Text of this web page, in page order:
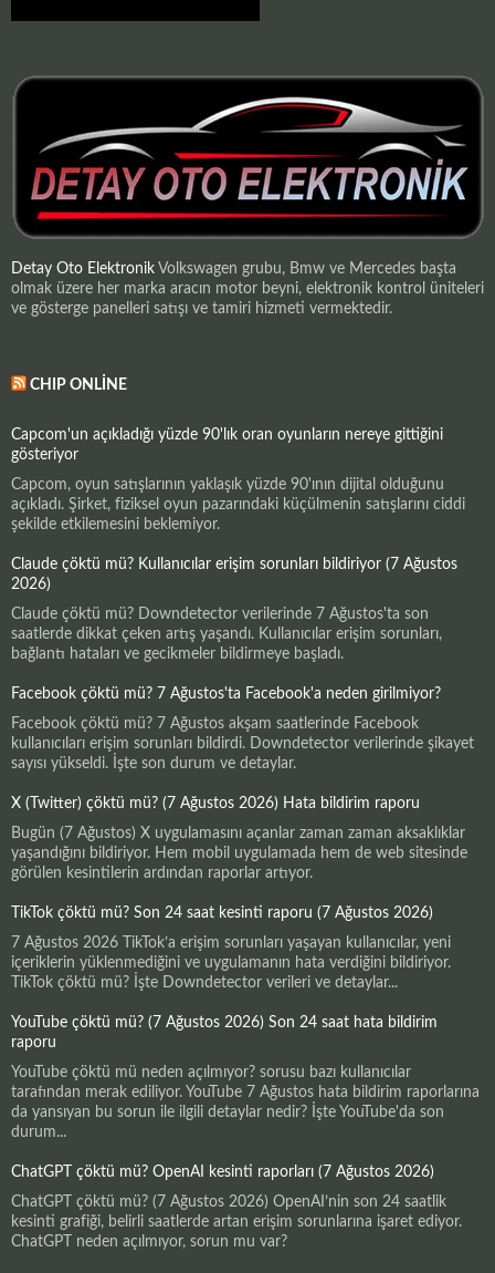
Detay Oto Elektronik Volkswagen grubu, Bmw ve Mercedes başta
olmak üzere her marka aracın motor beyni, elektronik kontrol üniteleri
ve gösterge panelleri satışı ve tamiri hizmeti vermektedir.
CHIP ONLINE
Capcom'un açıkladığı yüzde 90'lık oran oyunların nereye gittiğini
gösteriyor
Capcom, oyun satışlarının yaklaşık yüzde 90'ının dijital olduğunu
açıkladı. Şirket, fiziksel oyun pazarındaki küçülmenin satışlarını ciddi
şekilde etkilemesini beklemiyor.
Claude çöktü mü? Kullanıcılar erişim sorunları bildiriyor (7 Ağustos
2026)
Claude çöktü mü? Downdetector verilerinde 7 Ağustos'ta son
saatlerde dikkat çeken artış yaşandı. Kullanıcılar erişim sorunları,
bağlantı hataları ve gecikmeler bildirmeye başladı.
Facebook çöktü mü? 7 Ağustos'ta Facebook'a neden girilmiyor?
Facebook çöktü mü? 7 Ağustos akşam saatlerinde Facebook
kullanıcıları erişim sorunları bildirdi. Downdetector verilerinde şikayet
sayısı yükseldi. İşte son durum ve detaylar.
X (Twitter) çöktü mü? (7 Ağustos 2026) Hata bildirim raporu
Bugün (7 Ağustos) X uygulamasını açanlar zaman zaman aksaklıklar
yaşandığını bildiriyor. Hem mobil uygulamada hem de web sitesinde
görülen kesintilerin ardından raporlar artıyor.
TikTok çöktü mü? Son 24 saat kesinti raporu (7 Ağustos 2026)
7 Ağustos 2026 TikTok’a erişim sorunları yaşayan kullanıcılar, yeni
içeriklerin yüklenmediğini ve uygulamanın hata verdiğini bildiriyor.
TikTok çöktü mü? İşte Downdetector verileri ve detaylar...
YouTube çöktü mü? (7 Ağustos 2026) Son 24 saat hata bildirim
raporu
YouTube çöktü mü neden açılmıyor? sorusu bazı kullanıcılar
tarafından merak ediliyor. YouTube 7 Ağustos hata bildirim raporlarına
da yansıyan bu sorun ile ilgili detaylar nedir? İşte YouTube'da son
durum...
ChatGPT çöktü mü? OpenAI kesinti raporları (7 Ağustos 2026)
ChatGPT çöktü mü? (7 Ağustos 2026) OpenAI’nin son 24 saatlik
kesinti grafiği, belirli saatlerde artan erişim sorunlarına işaret ediyor.
ChatGPT neden açılmıyor, sorun mu var?